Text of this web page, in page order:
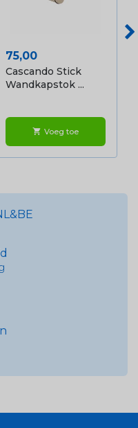
Prijs
75,00
Cascando Stick
Wandkapstok ...
shopping_cart Voeg toe